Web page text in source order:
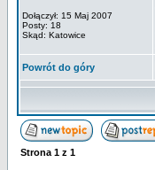
Dołączył: 15 Maj 2007
Posty: 18
Skąd: Katowice
Powrót do góry
Strona 1 z 1